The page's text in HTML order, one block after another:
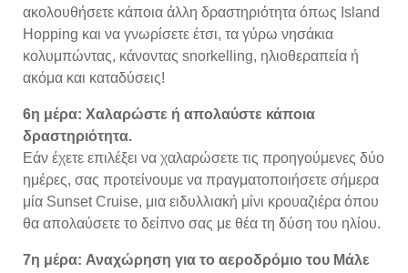
ακολουθήσετε κάποια άλλη δραστηριότητα όπως Island
Hopping και να γνωρίσετε έτσι, τα γύρω νησάκια
κολυμπώντας, κάνοντας snorkelling, ηλιοθεραπεία ή
ακόμα και καταδύσεις!
6η μέρα: Χαλαρώστε ή απολαύστε κάποια
δραστηριότητα.
Εάν έχετε επιλέξει να χαλαρώσετε τις προηγούμενες δύο
ημέρες, σας προτείνουμε να πραγματοποιήσετε σήμερα
μία Sunset Cruise, μια ειδυλλιακή μίνι κρουαζιέρα όπου
θα απολαύσετε το δείπνο σας με θέα τη δύση του ηλίου.
7η μέρα: Αναχώρηση για το αεροδρόμιο του Μάλε